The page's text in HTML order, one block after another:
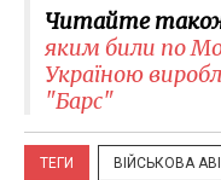
Читайте
яким били по
Україною
"Барс"
ТЕГИ ВІЙСЬКОВА